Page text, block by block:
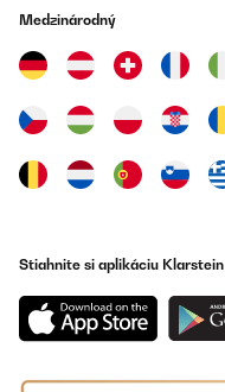
Medzinárodný
Stiahnite si aplikáciu Klarstein